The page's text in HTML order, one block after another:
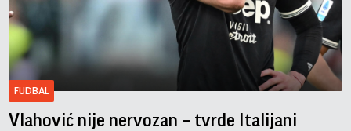
FUDBAL
Vlahović nije nervozan – tvrde Italijani